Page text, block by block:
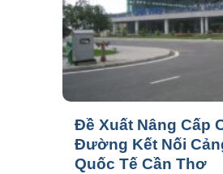
Đề Xuất Nâng Cấp
Đường Kết Nối
Quốc Tế Cần Thơ